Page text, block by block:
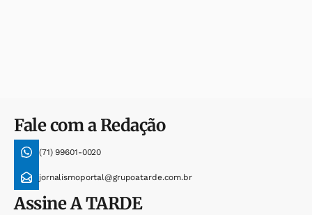
Fale com a Redação
(71) 99601-0020
jornalismoportal@grupoatarde.com.br
AssineA TARDE